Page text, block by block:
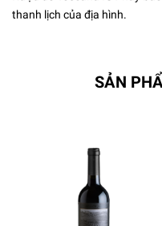
thanh lịch của địa hình.
SẢN